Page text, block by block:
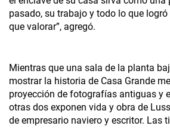
pasado, su trabajo y todo lo que
que valorar”, agregó.
Mientras que una sala de la planta
mostrar la historia de Casa Grande
proyección de fotografías antiguas y
otras dos exponen vida y obra de
de empresario naviero y escritor. Las